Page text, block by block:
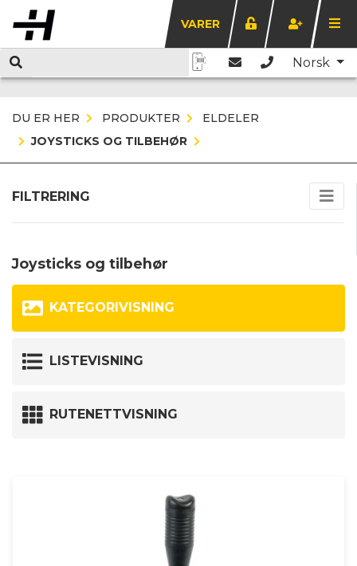
VARER
Norsk
DU ER HER PRODUKTER
ELDELER
JOYSTICKS OG TILBEHØR
FILTRERING
Joysticks og tilbehør
KATEGORIVISNING
LISTEVISNING
RUTENETTVISNING